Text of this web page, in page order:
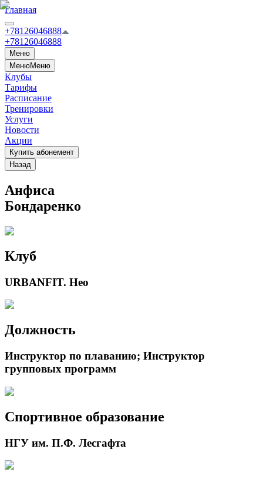
Главная
+78126046888
+78126046888
Меню
МенюМеню
Клубы
Тарифы
Расписание
Тренировки
Услуги
Новости
Акции
Купить абонемент
Назад
Анфиса
Бондаренко
Клуб
URBANFIT. Нео
Должность
Инструктор по плаванию; Инструктор
групповых программ
Спортивное образование
НГУ им. П.Ф. Лесгафта